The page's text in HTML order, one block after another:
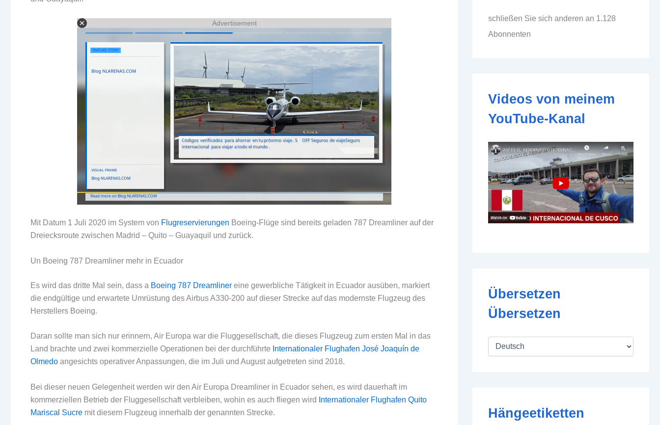
Advertisement
Mit Datum 1 Juli 2020 im System von Flugreservierungen Boeing-Flüge sind bereits geladen 787 Dreamliner auf der
Dreiecksroute zwischen Madrid – Quito – Guayaquil und zurück.
Un Boeing 787 Dreamliner mehr in Ecuador
Es wird das dritte Mal sein, dass a Boeing 787 Dreamliner eine gewerbliche Tätigkeit in Ecuador ausüben, markiert
die endgültige und erwartete Umrüstung des Airbus A330-200 auf dieser Strecke auf das modernste Flugzeug des
Herstellers Boeing.
Daran sollte man sich nur erinnern, Air Europa war die Fluggesellschaft, die dieses Flugzeug zum ersten Mal in das
Land brachte und zwei kommerzielle Operationen bei der durchführte Internationaler Flughafen José Joaquín de
Olmedo angesichts operativer Anpassungen, die im Juli und August aufgetreten sind 2018.
Bei dieser neuen Gelegenheit werden wir den Air Europa Dreamliner in Ecuador sehen, es wird dauerhaft im
kommerziellen Betrieb der Fluggesellschaft verbleiben, wohin es auch fliegen wird
Internationaler Flughafen Quito
Mariscal Sucre mit diesem Flugzeug innerhalb der genannten Strecke.
A
d
schließen Sie sich anderen an 1.128
Abonnenten
Videos von meinem
YouTube-Kanal
Übersetzen
Übersetzen
Hängeetiketten